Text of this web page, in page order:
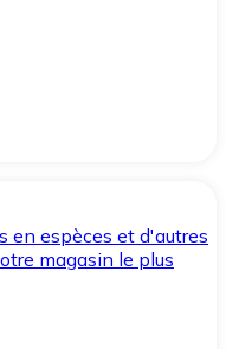
en espèces et d'autres
magasin le plus